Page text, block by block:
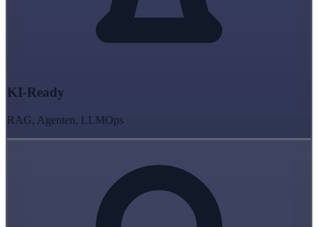
KI-Ready
RAG, Agenten, LLMOps